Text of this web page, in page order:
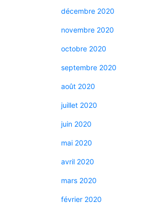
décembre 2020
novembre 2020
octobre 2020
septembre 2020
août 2020
juillet 2020
juin 2020
mai 2020
avril 2020
mars 2020
février 2020